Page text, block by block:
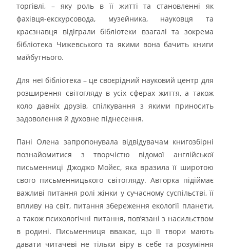
торгівлі, – яку роль в її житті та становленні як
фахівця-екскурсовода, музейника, науковця та
краєзнавця відіграли бібліотеки взагалі та зокрема
бібліотека Чижевського та якими вона бачить книги
майбутнього.
Для неї бібліотека – це своєрідний науковий центр для
розширення світогляду в усіх сферах життя, а також
коло давніх друзів, спілкування з якими приносить
задоволення й духовне піднесення.
Пані Олена запропонувала відвідувачам книгозбірні
познайомитися з творчістю відомої англійської
письменниці Джоджо Мойєс, яка вразила її широтою
свого письменницького світогляду. Авторка підіймає
важливі питання ролі жінки у сучасному суспільстві, її
впливу на світ, питання збереження екології планети,
а також психологічні питання, пов’язані з насильством
в родині. Письменниця вважає, що її твори мають
давати читачеві не тільки віру в себе та розуміння